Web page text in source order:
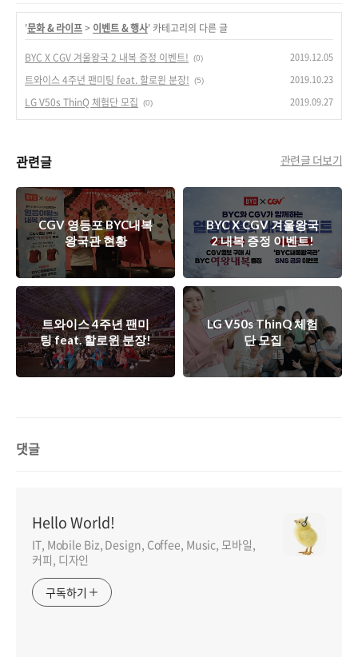
'문화 & 라이프> 이벤트 & 행사' 카테고리의 다른 글
BYC X CGV 겨울왕국 2 내복 증정 이벤트! (0) 2019.12.05
트와이스 4주년 팬미팅 feat. 할로윈 분장! (5) 2019.10.23
LG V50s ThinQ 체험단 모집 (0) 2019.09.27
관련글 관련글 더보기
CGV 영등포 BYC내복
왕국관 현황
BYC X CGV 겨울왕국
2 내복 증정 이벤트!
트와이스 4주년 팬미
팅 feat. 할로윈 분장!
LG V50s ThinQ 체험
단 모집
댓글
Hello World!
IT, Mobile Biz, Design, Coffee, Music, 모바일,
커피, 디자인
구독하기